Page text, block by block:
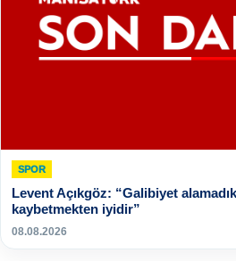
SPOR
Levent Açıkgöz: “Galibiyet
kaybetmekten iyidir”
08.08.2026